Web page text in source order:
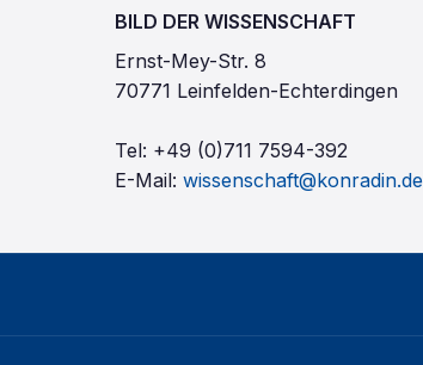
BILD DER WISSENSCHAFT
Ernst-Mey-Str. 8
70771 Leinfelden-Echterdingen
Tel: +49 (0)711 7594-392
E-Mail: wissenschaft@konradin.de